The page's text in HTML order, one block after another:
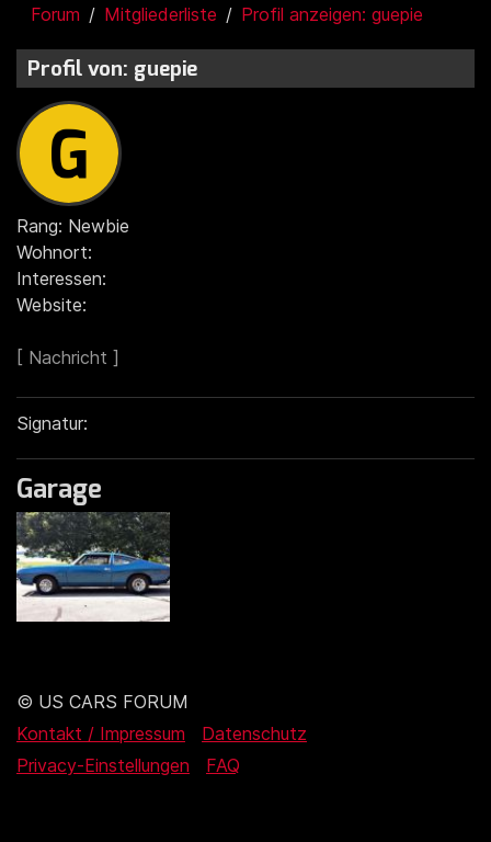
Forum
Mitgliederliste Profil anzeigen: guepie
Profil von: guepie
Rang: Newbie
Wohnort:
Interessen:
Website:
Signatur:
Garage
© US CARS FORUM
Kontakt / Impressum
Datenschutz
Privacy-Einstellungen
FAQ